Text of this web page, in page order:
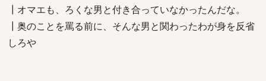
┃オマエも、ろくな男と付き合っていなかったんだな。
┃奥のことを罵る前に、そんな男と関わったわが身を反省
しろや